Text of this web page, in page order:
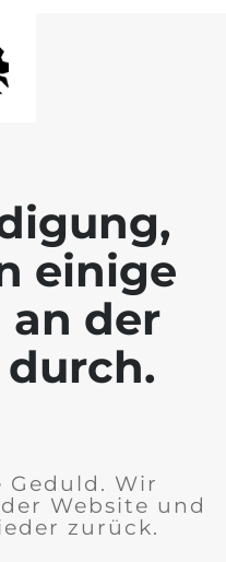
einige
der
Geduld. Wir
Website und
zurück.